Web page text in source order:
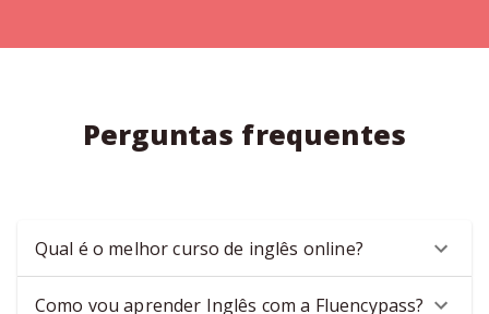
Perguntas frequentes
Qual é o melhor curso de inglês online?
Como vou aprender Inglês com a Fluencypass?